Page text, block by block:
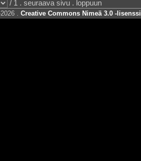
/ 1 . seuraava sivu . loppuun
. Creative Commons Nimeä 3.0 -lisenssi